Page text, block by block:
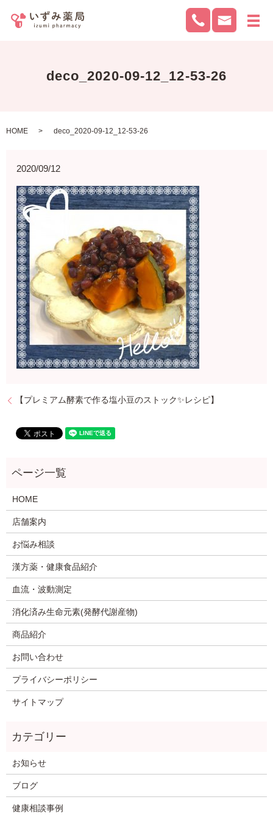
メ
deco_2020-09-12_12-53-26
HOME deco_2020-09-12_12-53-26
2020/09/12
【プレミアム酵素で作る塩小豆のストック✨レシピ】
HOME
店舗案内
お悩み相談
漢方薬・健康食品紹介
血流・波動測定
消化済み生命元素(発酵代謝産物)
商品紹介
お問い合わせ
プライバシーポリシー
サイトマップ
お知らせ
ブログ
健康相談事例